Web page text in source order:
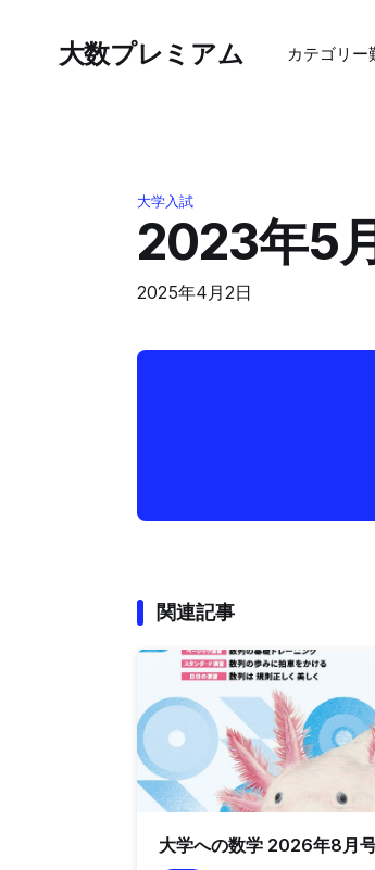
大数プレミアム カテゴリー
大学入試
2023年5
2025年4月2日
関連記事
大学への数学 2026年8月